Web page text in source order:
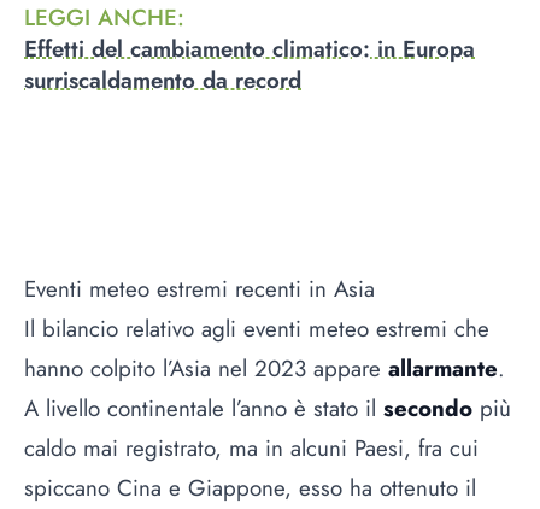
LEGGI ANCHE:
Effetti del cambiamento climatico: in Europa
surriscaldamento da record
Eventi meteo estremi recenti in Asia
Il bilancio relativo agli eventi meteo estremi che
hanno colpito l’Asia nel 2023 appare allarmante.
A livello continentale l’anno è stato il secondo più
caldo mai registrato, ma in alcuni Paesi, fra cui
spiccano Cina e Giappone, esso ha ottenuto il